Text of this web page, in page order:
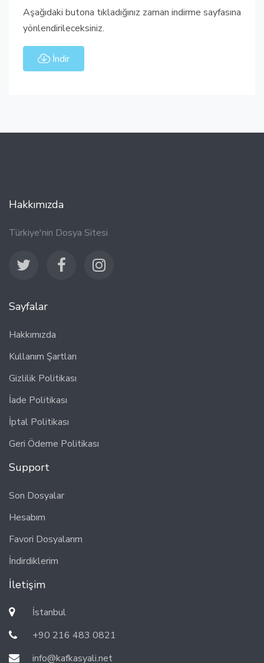
Aşağıdaki butona tıkladığınız zaman indirme sayfasına
yönlendirileceksiniz.
İndir
Hakkımızda
Türkiye'nin Dosya Sitesi
Sayfalar
Hakkımızda
Kullanım Şartları
Gizlilik Politikası
İade Politikası
İptal Politikası
Geri Ödeme Politikası
Support
Son Dosyalar
Hesabım
Favori Dosyalarım
İndirdiklerim
İletişim
İstanbul
+90 216 483 0821
info@kafkasyali.net